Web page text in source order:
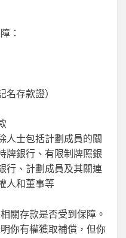
：
存款證）
人士包括計劃成員的關
牌銀行、有限制牌照銀
行、計劃成員及其關連
人和董事等
關存款是否受到保障。
你有權獲取補償，但你